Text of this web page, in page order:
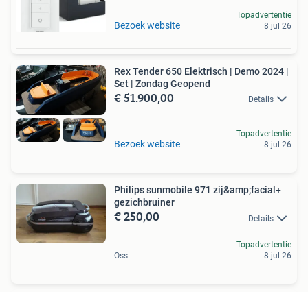
Bezoek website
Topadvertentie
8 jul 26
Rex Tender 650 Elektrisch | Demo 2024 |
Set | Zondag Geopend
€ 51.900,00 Details
Bezoek website
Topadvertentie
8 jul 26
Philips sunmobile 971 zij&amp;facial+
gezichbruiner
€ 250,00 Details
Oss
Topadvertentie
8 jul 26